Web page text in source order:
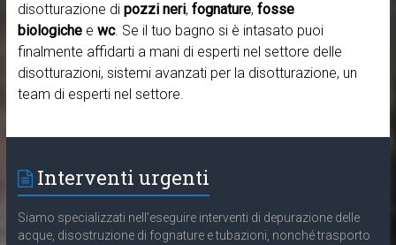
disotturazione di pozzi neri, fognature, fosse
biologichee wc. Se il tuo bagno si è intasato puoi
finalmente affidarti a mani di esperti nel settore delle
disotturazioni, sistemi avanzati per la disotturazione, un
team di esperti nel settore.
Interventi urgenti
Siamo specializzati nell’eseguire interventi di depurazione delle
acque, disostruzione di fognature e tubazioni, nonché trasporto